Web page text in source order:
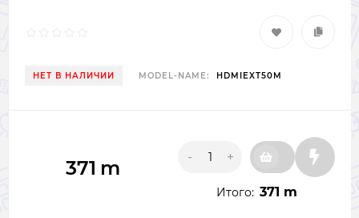
НЕТ В НАЛИЧИИ MODEL-NAME: HDMIEXT50M
371 m - +
Итого: 371 m